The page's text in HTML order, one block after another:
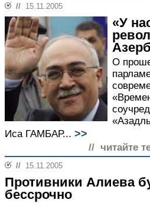
// 15.11.2005
«У
О
Иса ГАМБАР... >>
// читайте
// 15.11.2005
Противники Алиева
бессрочно